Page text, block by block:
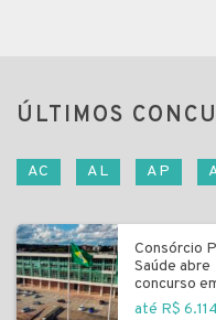
ÚLTIMOS
AC AL AP
Consórcio
Saúde abre
concurso
Curitiba
até R$